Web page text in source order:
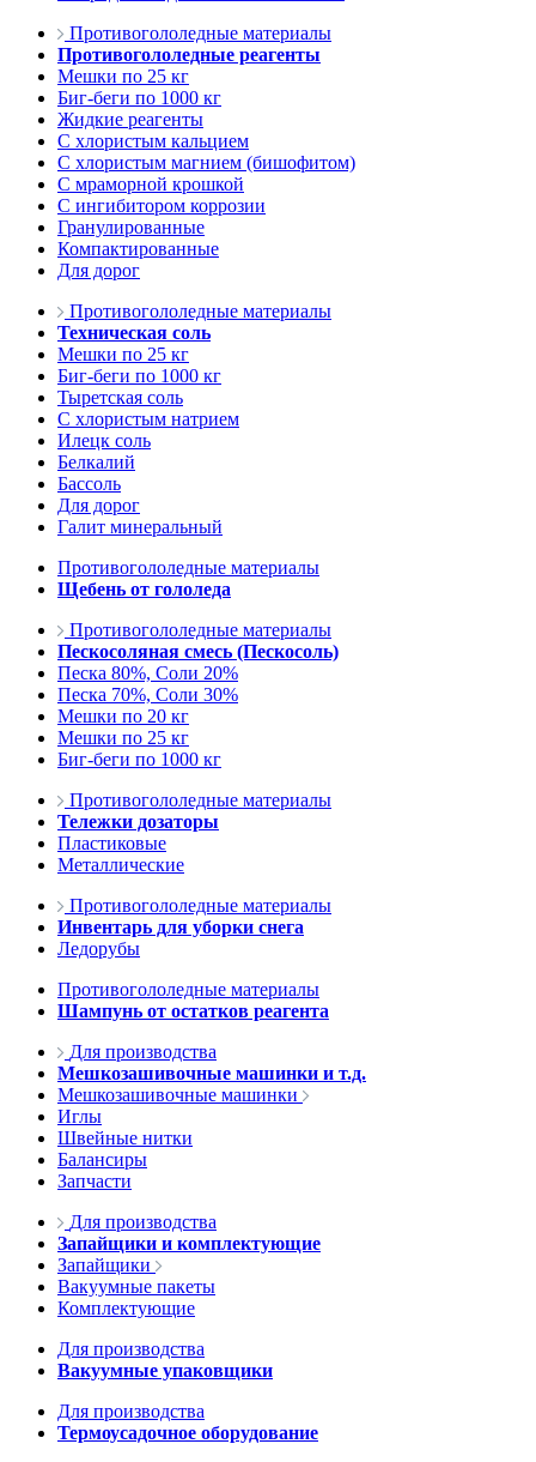
Противогололедные материалы
Противогололедные реагенты
Мешки по 25 кг
Биг-беги по 1000 кг
Жидкие реагенты
С хлористым кальцием
С хлористым магнием (бишофитом)
С мраморной крошкой
С ингибитором коррозии
Гранулированные
Компактированные
Для дорог
Противогололедные материалы
Техническая соль
Мешки по 25 кг
Биг-беги по 1000 кг
Тыретская соль
С хлористым натрием
Илецк соль
Белкалий
Бассоль
Для дорог
Галит минеральный
Противогололедные материалы
Щебень от гололеда
Противогололедные материалы
Пескосоляная смесь (Пескосоль)
Песка 80%, Соли 20%
Песка 70%, Соли 30%
Мешки по 20 кг
Мешки по 25 кг
Биг-беги по 1000 кг
Противогололедные материалы
Тележки дозаторы
Пластиковые
Металлические
Противогололедные материалы
Инвентарь для уборки снега
Ледорубы
Противогололедные материалы
Шампунь от остатков реагента
Для производства
Мешкозашивочные машинки и т.д.
Мешкозашивочные машинки
Иглы
Швейные нитки
Балансиры
Запчасти
Для производства
Запайщики и комплектующие
Запайщики
Вакуумные пакеты
Комплектующие
Для производства
Вакуумные упаковщики
Для производства
Термоусадочное оборудование